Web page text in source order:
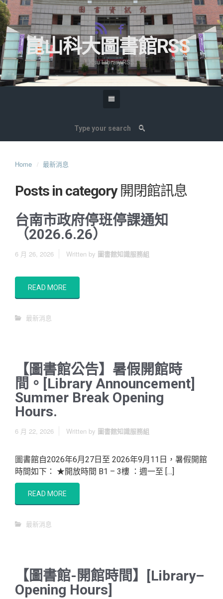
崑山科大圖書館RSS
Ksu Library RSS
Home 最新消息
Posts in category 開閉館訊息
台南市政府停班停課通知
（2026.6.26）
6 月 26, 2026 Written by 圖書館知識服務組
READ MORE
最新消息
【圖書館公告】暑假開館時
間。[Library Announcement]
Summer Break Opening
Hours.
6 月 22, 2026 Written by 圖書館知識服務組
圖書館自2026年6月27日至 2026年9月11日，暑假開館
時間如下： ★開放時間 B1 – 3樓 ：週一至 […]
READ MORE
最新消息
【圖書館-開館時間】[Library–
Opening Hours]